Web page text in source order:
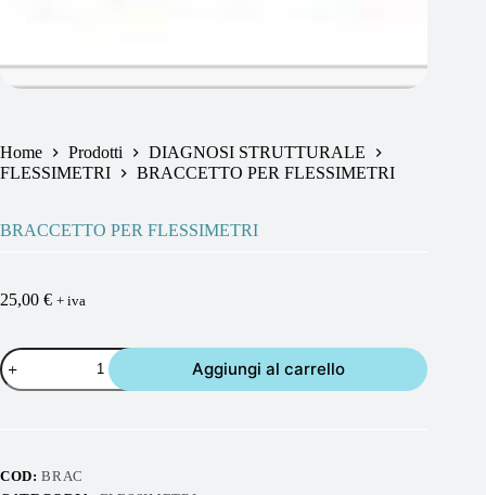
Home Prodotti
DIAGNOSI STRUTTURALE
FLESSIMETRI
BRACCETTO PER FLESSIMETRI
BRACCETTO PER FLESSIMETRI
25,00 € + iva
BRACCETTO
PER
FLESSIMETRI
Aggiungi al carrello
COD:BRAC